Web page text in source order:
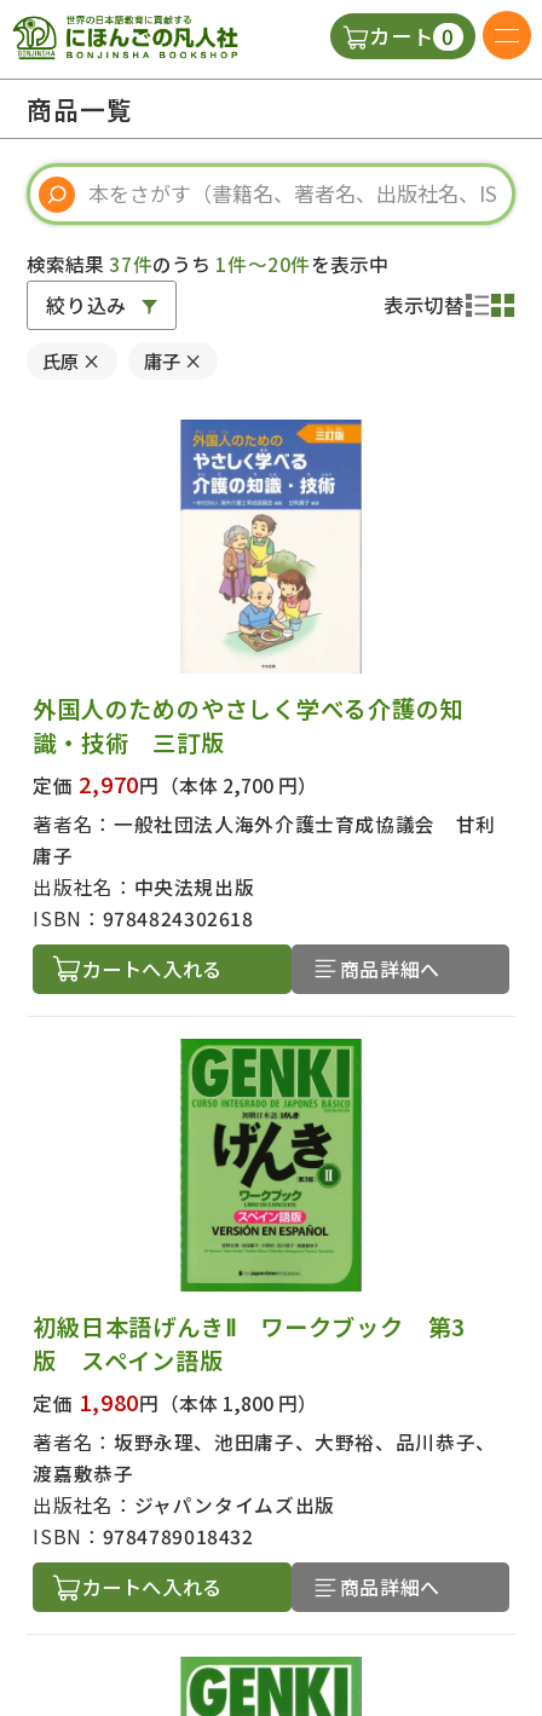
カート 0
視聴覚・補助教材
教師用参考書
商品一覧
検索結果37件のうち 1件～20件を表示中
絞り込み 表示切替
氏原 × 庸子 ×
外国人のためのやさしく学べる介護の知
識・技術 三訂版
定価 2,970円 （本体 2,700 円）
著者名： 一般社団法人海外介護士育成協議会 甘利
庸子
出版社名： 中央法規出版
ISBN： 9784824302618
カートへ入れる 商品詳細へ
初級日本語げんきⅡ ワークブック 第3
版 スペイン語版
定価 1,980円 （本体 1,800 円）
著者名： 坂野永理、池田庸子、大野裕、品川恭子、
渡嘉敷恭子
出版社名： ジャパンタイムズ出版
ISBN： 9784789018432
カートへ入れる 商品詳細へ